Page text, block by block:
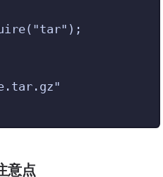
( "tar" );
"
意点